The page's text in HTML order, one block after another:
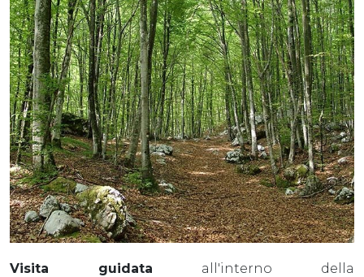
Visita guidata all'interno della